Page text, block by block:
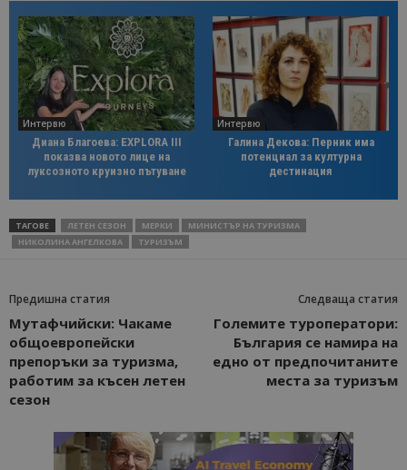
Интервю
Диана Благоева: EXPLORA III
показва новото лице на
луксозното круизно пътуване
Интервю
Галина Декова: Перник има
потенциал за културна
дестинация
ТАГОВЕ ЛЕТЕН СЕЗОН МЕРКИ
МИНИСТЪР НА ТУРИЗМА
НИКОЛИНА АНГЕЛКОВА
ТУРИЗЪМ
Предишна статия
Мутафчийски: Чакаме
общоевропейски
препоръки за туризма,
работим за късен летен
сезон
Следваща статия
Големите туроператори:
България се намира на
едно от предпочитаните
места за туризъм